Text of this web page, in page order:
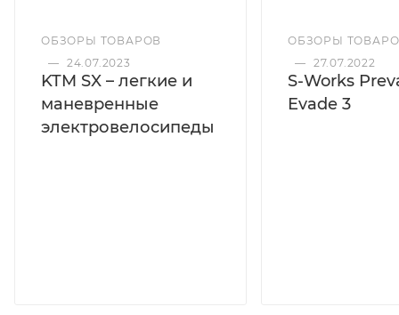
ОБЗОРЫ ТОВАРОВ
— 24.07.2023
KTM SX – легкие и
маневренные
электровелосипеды
ОБЗОРЫ
— 27.07.2022
S-Works
Evade 3